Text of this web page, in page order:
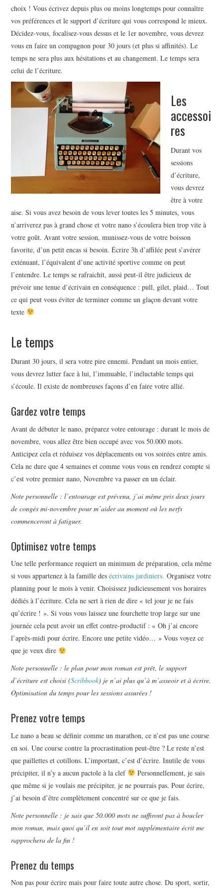
choix ! Vous écrivez depuis plus ou moins longtemps pour connaître
vos préférences et le support d’écriture qui vous correspond le mieux.
Décidez-vous, focalisez-vous dessus et le 1er novembre, vous devrez
vous en faire un compagnon pour 30 jours (et plus si affinités). Le
temps ne sera plus aux hésitations et au changement. Le temps sera
celui de l’écriture.
Les
accessoi
res
Durant vos
sessions
d’écriture,
vous devrez
être à votre
aise. Si vous avez besoin de vous lever toutes les 5 minutes, vous
n’arriverez pas à grand chose et votre nano s’écoulera bien trop vite à
votre goût. Avant votre session, munissez-vous de votre boisson
favorite, d’un petit encas si besoin. Écrire 3h d’affilée peut s’avérer
exténuant, l’équivalent d’une activité sportive comme on peut
l’entendre. Le temps se rafraichit, aussi peut-il être judicieux de
prévoir une tenue d’écrivain en conséquence : pull, gilet, plaid… Tout
ce qui peut vous éviter de terminer comme un glaçon devant votre
texte
Le temps
Durant 30 jours, il sera votre pire ennemi. Pendant un mois entier,
vous devrez lutter face à lui, l’immuable, l’inéluctable temps qui
s’écoule. Il existe de nombreuses façons d’en faire votre allié.
Gardez votre temps
Avant de débuter le nano, préparez votre entourage : durant le mois de
novembre, vous allez être bien occupé avec vos 50.000 mots.
Anticipez cela et réduisez vos déplacements ou vos soirées entre amis.
Cela ne dure que 4 semaines et comme vous vous en rendrez compte si
c’est votre premier nano, Novembre va passer en un éclair.
Note personnelle : l’entourage est prévenu, j’ai même pris deux jours
de congés mi-novembre pour m’aider au moment où les nerfs
commenceront à fatiguer.
Optimisez votre temps
Une telle performance requiert un minimum de préparation, cela même
si vous appartenez à la famille desécrivains jardiniers. Organisez votre
planning pour le mois à venir. Choisissez judicieusement vos horaires
dédiés à l’écriture. Cela ne sert à rien de dire « tel jour je ne fais
qu’écrire ! ». Si vous vous laissez une fourchette trop large sur une
journée cela peut avoir un effet contre-productif : « Oh j’ai encore
l’après-midi pour écrire. Encore une petite vidéo… » Vous voyez ce
que je veux dire
Note personnelle : le plan pour mon roman est prêt, le support
d’écriture est choisi (Scribbook) je n’ai plus qu’à m’asseoir et à écrire.
Optimisation du temps pour les sessions assurées !
Prenez votre temps
Le nano a beau se définir comme un marathon, ce n’est pas une course
en soi. Une course contre la procrastination peut-être ? Le reste n’est
que paillettes et cotillons. L’important, c’est d’écrire. Inutile de vous
précipiter, il n’y a aucun pactole à la clef
Personnellement, je sais
que même si je voulais me précipiter, je ne pourrais pas. Pour écrire,
j’ai besoin d’être complètement concentré sur ce que je fais.
Note personnelle : je sais que 50.000 mots ne suffiront pas à boucler
mon roman, mais quoi qu’il en soit tout mot supplémentaire écrit me
rapprochera de la fin !
Prenez du temps
Non pas pour écrire mais pour faire toute autre chose. Du sport, sortir,